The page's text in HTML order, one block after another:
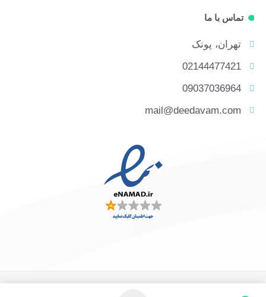
تماس با ما
تهران، پونک
02144477421
09037036964
mail@deedavam.com